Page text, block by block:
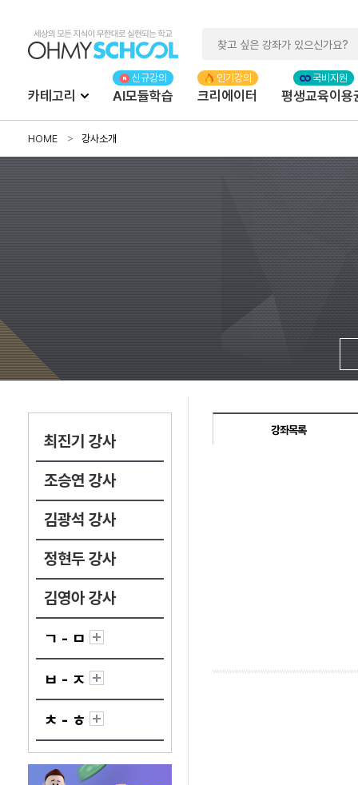
카테고리 AI모듈학습 크리에이터 평생교육이용
HOME 강사소개
최진기 강사
조승연 강사
김광석 강사
정현두 강사
김영아 강사
ㄱ - ㅁ
ㅂ - ㅈ
ㅊ - ㅎ
강좌목록